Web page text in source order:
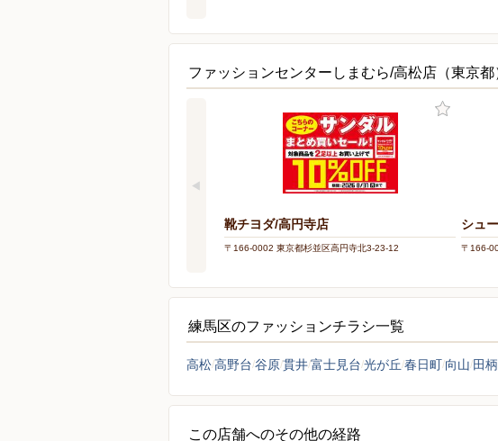
ファッションセンターしまむら/高松店（東京
靴チヨダ/高円寺店
〒166-0002 東京都杉並区高円寺北3-23-12
シュ
〒166-
練馬区のファッションチラシ一覧
高松高野台 谷原貫井富士見台 光が丘 春日町 向山 田柄
この店舗へのその他の経路